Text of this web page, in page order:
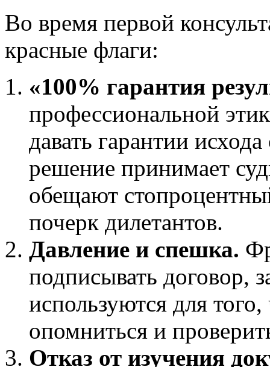
Во время первой
красные флаги:
«100% гарантия
профессиональной
давать гарантии
решение принимает
обещают
почерк дилетантов.
Давление и спешка.
подписывать договор,
используются для
опомниться и
Отказ от изучения